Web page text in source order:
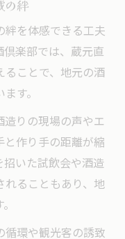
の絆
を体感できる工夫
楽部では、蔵元直
ことで、地元の酒
す。
りの現場の声やエ
作り手の距離が縮
いた試飲会や酒造
れることもあり、地
循環や観光客の誘致